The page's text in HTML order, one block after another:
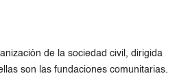
de la sociedad civil, dirigida
son las fundaciones comunitarias.